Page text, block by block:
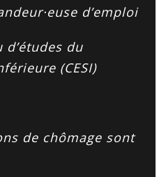
d’emploi
d’études du
(CESI)
de chômage sont